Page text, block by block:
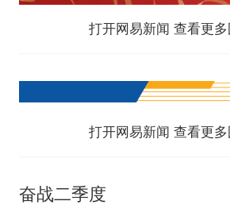
打开网易新闻 查看更
打开网易新闻 查看更
奋战二季度